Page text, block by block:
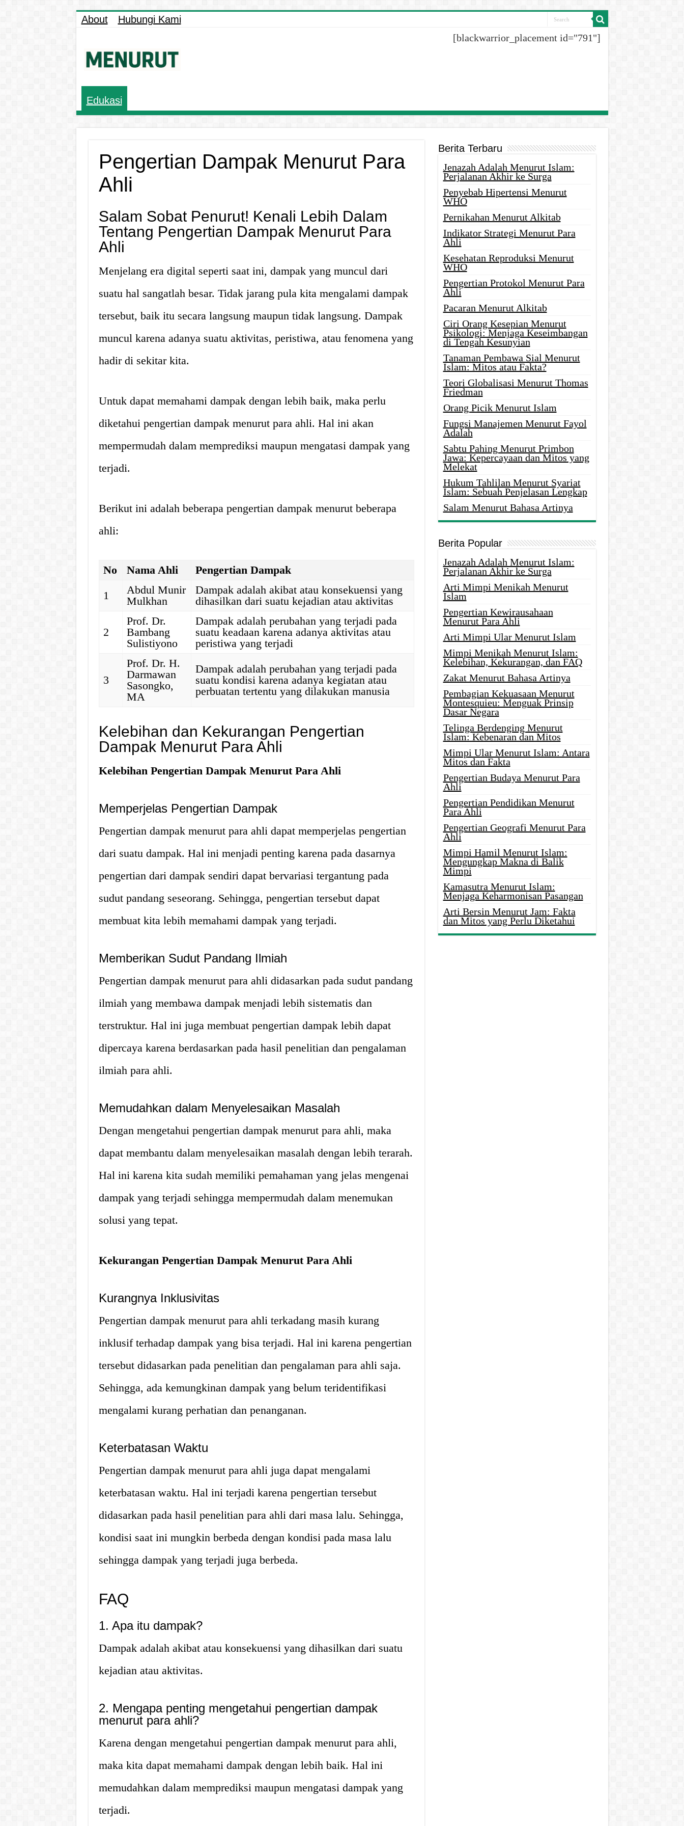
About
Hubungi Kami
[blackwarrior_placement id="791"]
Edukasi
Pengertian Dampak Menurut Para
Ahli
Salam Sobat Penurut! Kenali Lebih Dalam
Tentang Pengertian Dampak Menurut Para
Ahli
Menjelang era digital seperti saat ini, dampak yang muncul dari
suatu hal sangatlah besar. Tidak jarang pula kita mengalami dampak
tersebut, baik itu secara langsung maupun tidak langsung. Dampak
muncul karena adanya suatu aktivitas, peristiwa, atau fenomena yang
hadir di sekitar kita.
Untuk dapat memahami dampak dengan lebih baik, maka perlu
diketahui pengertian dampak menurut para ahli. Hal ini akan
mempermudah dalam memprediksi maupun mengatasi dampak yang
terjadi.
Berikut ini adalah beberapa pengertian dampak menurut beberapa
ahli:
No Nama Ahli
Pengertian Dampak
1
Abdul Munir
Mulkhan
Dampak adalah akibat atau konsekuensi yang
dihasilkan dari suatu kejadian atau aktivitas
2
Prof. Dr.
Bambang
Sulistiyono
Dampak adalah perubahan yang terjadi pada
suatu keadaan karena adanya aktivitas atau
peristiwa yang terjadi
3
Prof. Dr. H.
Darmawan
Sasongko,
MA
Dampak adalah perubahan yang terjadi pada
suatu kondisi karena adanya kegiatan atau
perbuatan tertentu yang dilakukan manusia
Kelebihan dan Kekurangan Pengertian
Dampak Menurut Para Ahli
Kelebihan Pengertian Dampak Menurut Para Ahli
Memperjelas Pengertian Dampak
Pengertian dampak menurut para ahli dapat memperjelas pengertian
dari suatu dampak. Hal ini menjadi penting karena pada dasarnya
pengertian dari dampak sendiri dapat bervariasi tergantung pada
sudut pandang seseorang. Sehingga, pengertian tersebut dapat
membuat kita lebih memahami dampak yang terjadi.
Memberikan Sudut Pandang Ilmiah
Pengertian dampak menurut para ahli didasarkan pada sudut pandang
ilmiah yang membawa dampak menjadi lebih sistematis dan
terstruktur. Hal ini juga membuat pengertian dampak lebih dapat
dipercaya karena berdasarkan pada hasil penelitian dan pengalaman
ilmiah para ahli.
Memudahkan dalam Menyelesaikan Masalah
Dengan mengetahui pengertian dampak menurut para ahli, maka
dapat membantu dalam menyelesaikan masalah dengan lebih terarah.
Hal ini karena kita sudah memiliki pemahaman yang jelas mengenai
dampak yang terjadi sehingga mempermudah dalam menemukan
solusi yang tepat.
Kekurangan Pengertian Dampak Menurut Para Ahli
Kurangnya Inklusivitas
Pengertian dampak menurut para ahli terkadang masih kurang
inklusif terhadap dampak yang bisa terjadi. Hal ini karena pengertian
tersebut didasarkan pada penelitian dan pengalaman para ahli saja.
Sehingga, ada kemungkinan dampak yang belum teridentifikasi
mengalami kurang perhatian dan penanganan.
Keterbatasan Waktu
Pengertian dampak menurut para ahli juga dapat mengalami
keterbatasan waktu. Hal ini terjadi karena pengertian tersebut
didasarkan pada hasil penelitian para ahli dari masa lalu. Sehingga,
kondisi saat ini mungkin berbeda dengan kondisi pada masa lalu
sehingga dampak yang terjadi juga berbeda.
FAQ
1. Apa itu dampak?
Dampak adalah akibat atau konsekuensi yang dihasilkan dari suatu
kejadian atau aktivitas.
2. Mengapa penting mengetahui pengertian dampak
menurut para ahli?
Karena dengan mengetahui pengertian dampak menurut para ahli,
maka kita dapat memahami dampak dengan lebih baik. Hal ini
memudahkan dalam memprediksi maupun mengatasi dampak yang
terjadi.
Berita Terbaru
Jenazah Adalah Menurut Islam:
Perjalanan Akhir ke Surga
Penyebab Hipertensi Menurut
WHO
Pernikahan Menurut Alkitab
Indikator Strategi Menurut Para
Ahli
Kesehatan Reproduksi Menurut
WHO
Pengertian Protokol Menurut Para
Ahli
Pacaran Menurut Alkitab
Ciri Orang Kesepian Menurut
Psikologi: Menjaga Keseimbangan
di Tengah Kesunyian
Tanaman Pembawa Sial Menurut
Islam: Mitos atau Fakta?
Teori Globalisasi Menurut Thomas
Friedman
Orang Picik Menurut Islam
Fungsi Manajemen Menurut Fayol
Adalah
Sabtu Pahing Menurut Primbon
Jawa: Kepercayaan dan Mitos yang
Melekat
Hukum Tahlilan Menurut Syariat
Islam: Sebuah Penjelasan Lengkap
Salam Menurut Bahasa Artinya
Berita Popular
Jenazah Adalah Menurut Islam:
Perjalanan Akhir ke Surga
Arti Mimpi Menikah Menurut
Islam
Pengertian Kewirausahaan
Menurut Para Ahli
Arti Mimpi Ular Menurut Islam
Mimpi Menikah Menurut Islam:
Kelebihan, Kekurangan, dan FAQ
Zakat Menurut Bahasa Artinya
Pembagian Kekuasaan Menurut
Montesquieu: Menguak Prinsip
Dasar Negara
Telinga Berdenging Menurut
Islam: Kebenaran dan Mitos
Mimpi Ular Menurut Islam: Antara
Mitos dan Fakta
Pengertian Budaya Menurut Para
Ahli
Pengertian Pendidikan Menurut
Para Ahli
Pengertian Geografi Menurut Para
Ahli
Mimpi Hamil Menurut Islam:
Mengungkap Makna di Balik
Mimpi
Kamasutra Menurut Islam:
Menjaga Keharmonisan Pasangan
Arti Bersin Menurut Jam: Fakta
dan Mitos yang Perlu Diketahui